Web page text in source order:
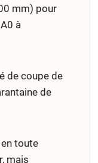
mm) pour
à
de coupe de
de
toute
mais